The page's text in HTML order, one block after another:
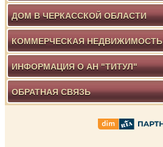
ДОМ В ЧЕРКАССКОЙ ОБЛАСТИ
КОММЕРЧЕСКАЯ НЕДВИЖИМОСТЬ
ИНФОРМАЦИЯ О АН "ТИТУЛ"
ОБРАТНАЯ СВЯЗЬ